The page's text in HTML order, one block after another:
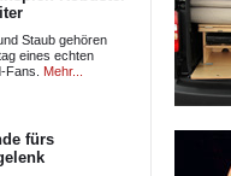
Staub gehören
eines echten
Fans. Mehr...
fürs